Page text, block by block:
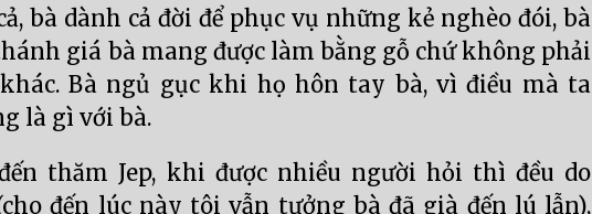
bà dành cả đời để phục vụ những kẻ nghèo đói, bà
giá bà mang được làm bằng gỗ chứ không phải
Bà ngủ gục khi họ hôn tay bà, vì điều mà ta
là gì với bà.
thăm Jep, khi được nhiều người hỏi thì đều do
đến lúc này tôi vẫn tưởng bà đã già đến lú lẫn),